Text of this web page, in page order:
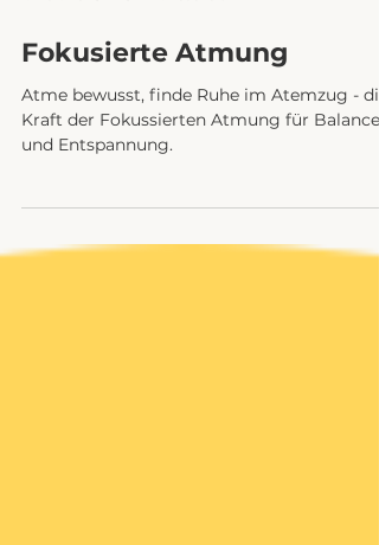
1. Dez. 2023 6 Min. Lesezeit
Fokusierte Atmung
Atme bewusst, finde Ruhe im Atemzug - die